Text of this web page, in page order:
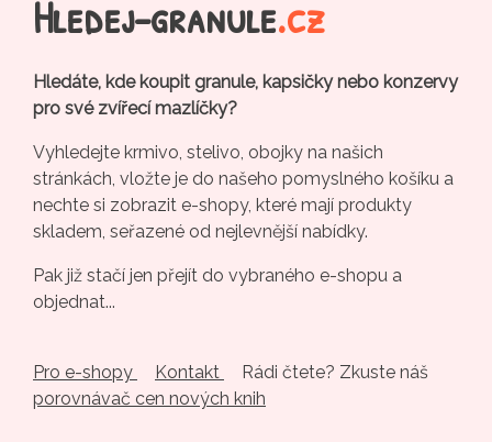
Hledej-granule.cz
Hledáte, kde koupit granule, kapsičky nebo konzervy
pro své zvířecí mazlíčky?
Vyhledejte krmivo, stelivo, obojky na našich
stránkách, vložte je do našeho pomyslného košíku a
nechte si zobrazit e-shopy, které mají produkty
skladem, seřazené od nejlevnější nabídky.
Pak již stačí jen přejít do vybraného e-shopu a
objednat...
Pro e-shopy Kontakt
Rádi čtete? Zkuste náš
porovnávač cen nových knih